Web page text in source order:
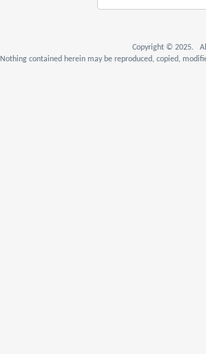
Copyright © 2025. All
Nothing contained herein may be reproduced, copied,